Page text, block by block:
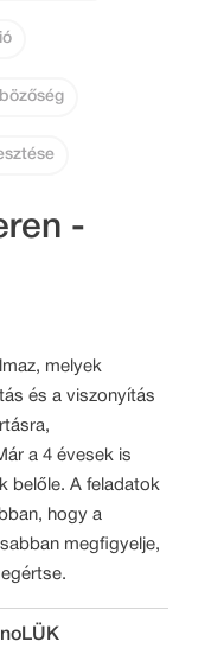
-
melyek
és a viszonyítás
a 4 évesek is
belőle. A feladatok
hogy a
megfigyelje,